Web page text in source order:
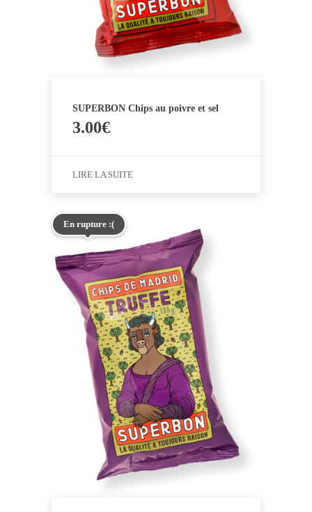
SUPERBON Chips au poivre et sel
3.00€
LIRE LA SUITE
En rupture :(